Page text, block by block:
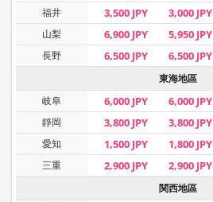
福井
3,500 JPY 3,000 JPY
山梨
6,900 JPY 5,950 JPY
長野 6,500 JPY 6,500 JPY
東海地區
岐阜
6,000 JPY 6,000 JPY
靜岡
3,800 JPY 3,800 JPY
愛知 1,500 JPY 1,800 JPY
三重
2,900 JPY 2,900 JPY
関西地區